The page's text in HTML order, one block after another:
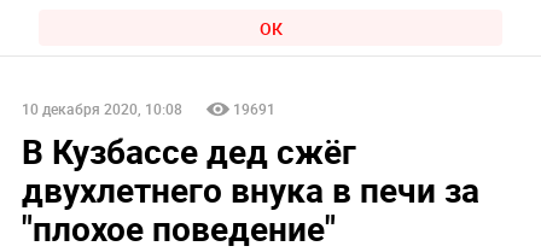
ОК
10 декабря 2020, 10:08 19691
В Кузбассе дед сжёг
двухлетнего внука в печи за
"плохое поведение"